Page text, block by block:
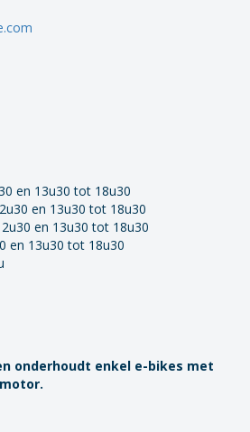
en 13u30 tot 18u30
en 13u30 tot 18u30
en 13u30 tot 18u30
en 13u30 tot 18u30
onderhoudt enkel e-bikes met